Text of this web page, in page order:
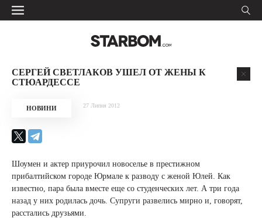
СЕРГЕЙ СВЕТЛАКОВ УШЕЛ ОТ ЖЕНЫ К
СТЮАРДЕССЕ
НОВИНИ 27 Липня 2012
Шоумен и актер приурочил новоселье в престижном
прибалтийском городе Юрмале к разводу с женой Юлей. Как
известно, пара была вместе еще со студенческих лет. А три года
назад у них родилась дочь. Супруги развелись мирно и, говорят,
расстались друзьями.